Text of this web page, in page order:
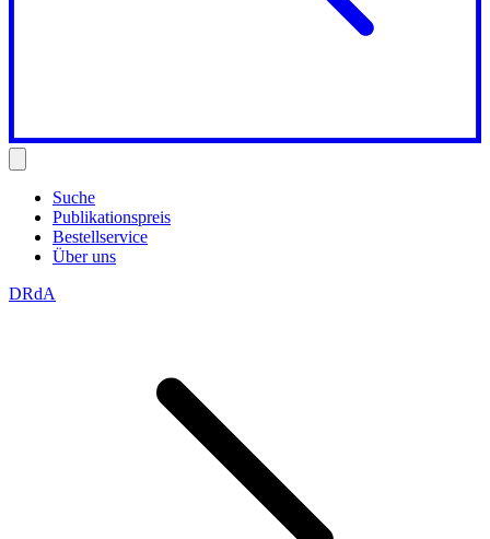
Suche
Publikationspreis
Bestellservice
Über uns
DRdA